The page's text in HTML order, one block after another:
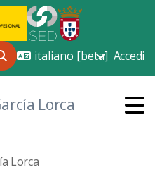
Accedi
Lorca
Lorca